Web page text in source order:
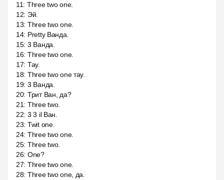
11: Three two one.
12: Эй.
13: Three two one.
14: Pretty Ванда.
15: 3 Ванда.
16: Three two one.
17: Тау.
18: Three two one тау.
19: 3 Ванда.
20: Трит Ван, да?
21: Three two.
22: 3 3 il Ван.
23: Twit one.
24: Three two one.
25: Three two.
26: One?
27: Three two one.
28: Three two one, да.